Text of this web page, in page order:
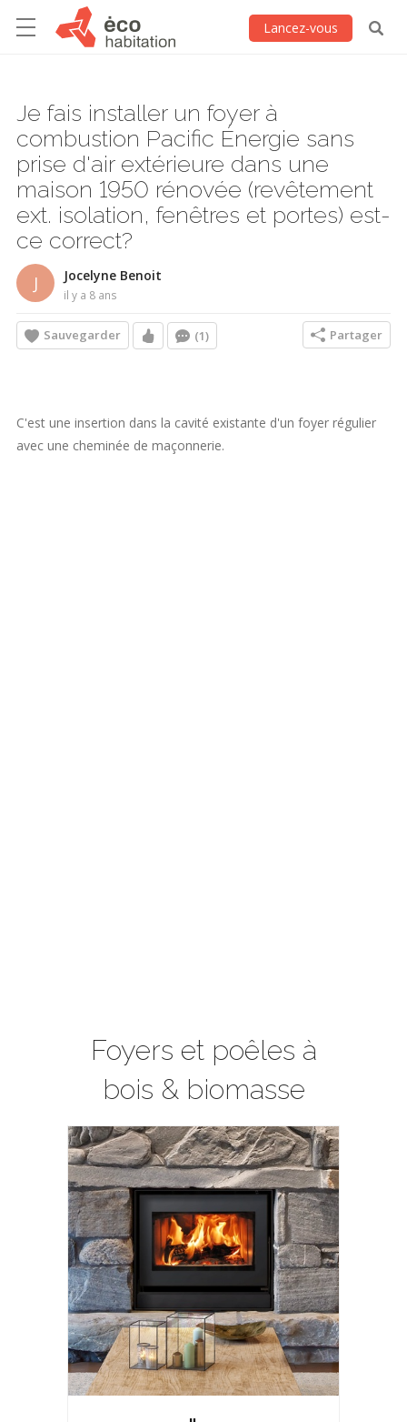
Lancez-vous
Je fais installer un foyer à
combustion Pacific Énergie sans
prise d'air extérieure dans une
maison 1950 rénovée (revêtement
ext. isolation, fenêtres et portes) est-
ce correct?
J Jocelyne Benoit
il y a 8 ans
Sauvegarder (1) Partager
C'est une insertion dans la cavité existante d'un foyer régulier
avec une cheminée de maçonnerie.
Foyers et poêles à
bois & biomasse